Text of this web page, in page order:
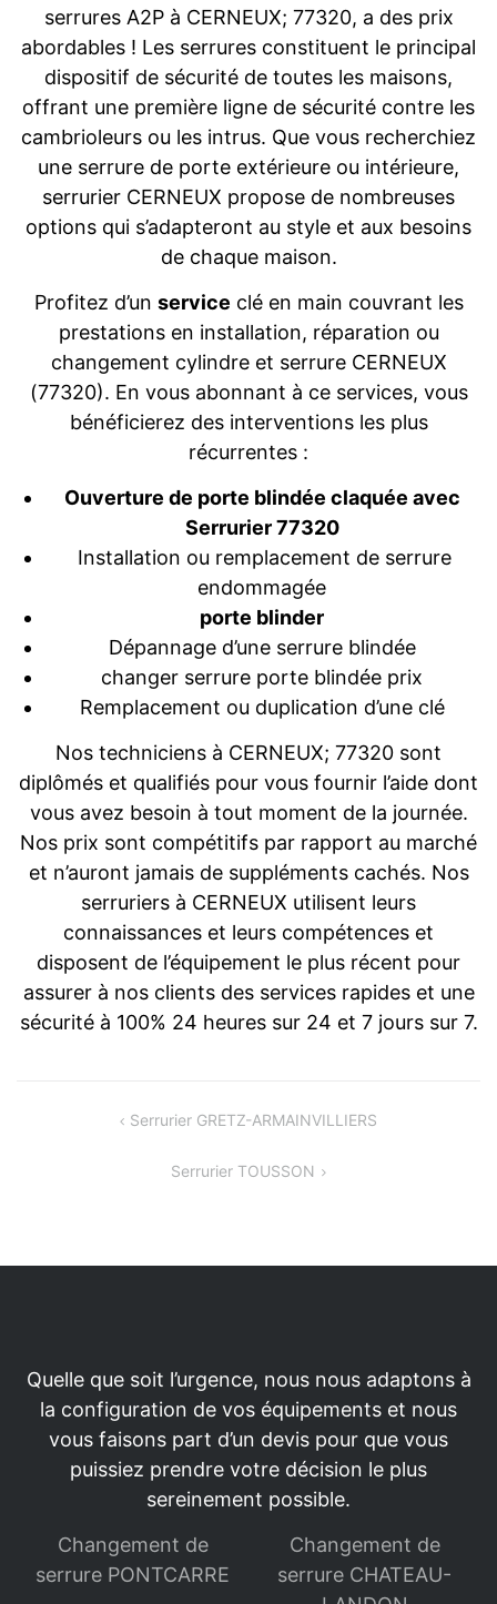
serrures A2P à CERNEUX; 77320, a des prix
abordables ! Les serrures constituent le principal
dispositif de sécurité de toutes les maisons,
offrant une première ligne de sécurité contre les
cambrioleurs ou les intrus. Que vous recherchiez
une serrure de porte extérieure ou intérieure,
serrurier CERNEUX propose de nombreuses
options qui s’adapteront au style et aux besoins
de chaque maison.
Profitez d’un service clé en main couvrant les
prestations en installation, réparation ou
changement cylindre et serrure CERNEUX
(77320). En vous abonnant à ce services, vous
bénéficierez des interventions les plus
récurrentes :
Ouverture de porte blindée claquée avec
Serrurier 77320
Installation ou remplacement de serrure
endommagée
porte blinder
Dépannage d’une serrure blindée
changer serrure porte blindée prix
Remplacement ou duplication d’une clé
Nos techniciens à CERNEUX; 77320 sont
diplômés et qualifiés pour vous fournir l’aide dont
vous avez besoin à tout moment de la journée.
Nos prix sont compétitifs par rapport au marché
et n’auront jamais de suppléments cachés. Nos
serruriers à CERNEUX utilisent leurs
connaissances et leurs compétences et
disposent de l’équipement le plus récent pour
assurer à nos clients des services rapides et une
sécurité à 100% 24 heures sur 24 et 7 jours sur 7.
NavigationSerrurier GRETZ-ARMAINVILLIERS
Serrurier TOUSSON
Quelle que soit l’urgence, nous nous adaptons à
la configuration de vos équipements et nous
vous faisons part d’un devis pour que vous
puissiez prendre votre décision le plus
sereinement possible.
Changement de
serrure PONTCARRE
Changement de
serrure CHATEAU-